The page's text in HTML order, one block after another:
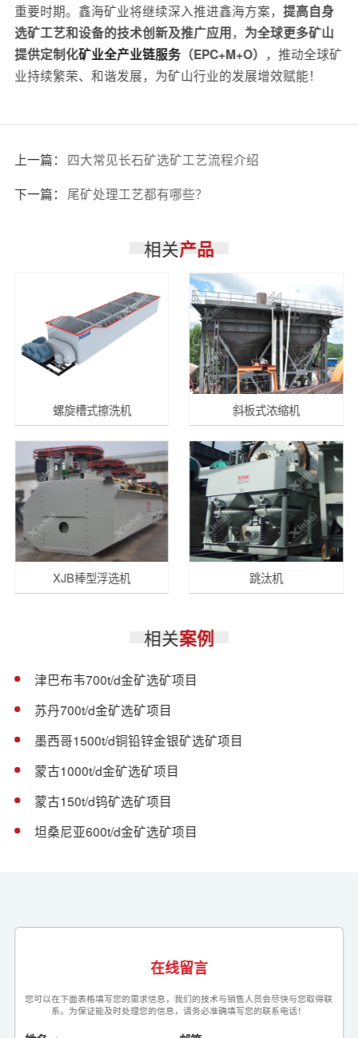
重要时期。鑫海矿业将继续深入推进鑫海方案， 提高自身
选矿工艺和设备的技术创新及推广应用， 为全球更多矿山
提供定制化矿业全产业链服务（EPC+M+O） ，推动全球矿
业持续繁荣、和谐发展，为矿山行业的发展增效赋能！
上一篇： 四大常见长石矿选矿工艺流程介绍
下一篇： 尾矿处理工艺都有哪些？
相关产品
螺旋槽式擦洗机 斜板式浓缩机
XJB棒型浮选机 跳汰机
相关案例
津巴布韦700t/d金矿选矿项目
苏丹700t/d金矿选矿项目
墨西哥1500t/d铜铅锌金银矿选矿项目
蒙古1000t/d金矿选矿项目
蒙古150t/d钨矿选矿项目
坦桑尼亚600t/d金矿选矿项目
在线留言
您可以在下面表格填写您的需求信息，我们的技术与销售人员会尽快与您取得联
系。为保证能及时处理您的信息，请务必准确填写您的联系电话！